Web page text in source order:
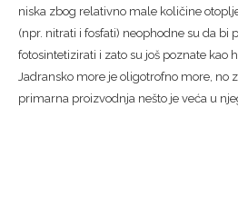
niska zbog relativno male količine
(npr. nitrati i fosfati) neophodne su da
fotosintetizirati i zato su još poznate kao
Jadransko more je oligotrofno more, no
primarna proizvodnja nešto je veća u